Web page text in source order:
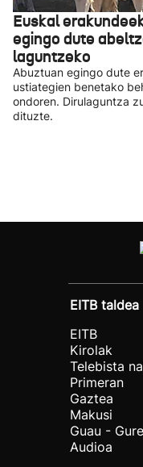
Euskal
egingo dute
laguntzeko
Abuztuan egingo dute
ustiategien benetako
ondoren. Dirulaguntza
dituzte.
EITB taldea
EITB
Kirolak
Telebista
Primeran
Gaztea
Makusi
Guau - Gure
Audioa